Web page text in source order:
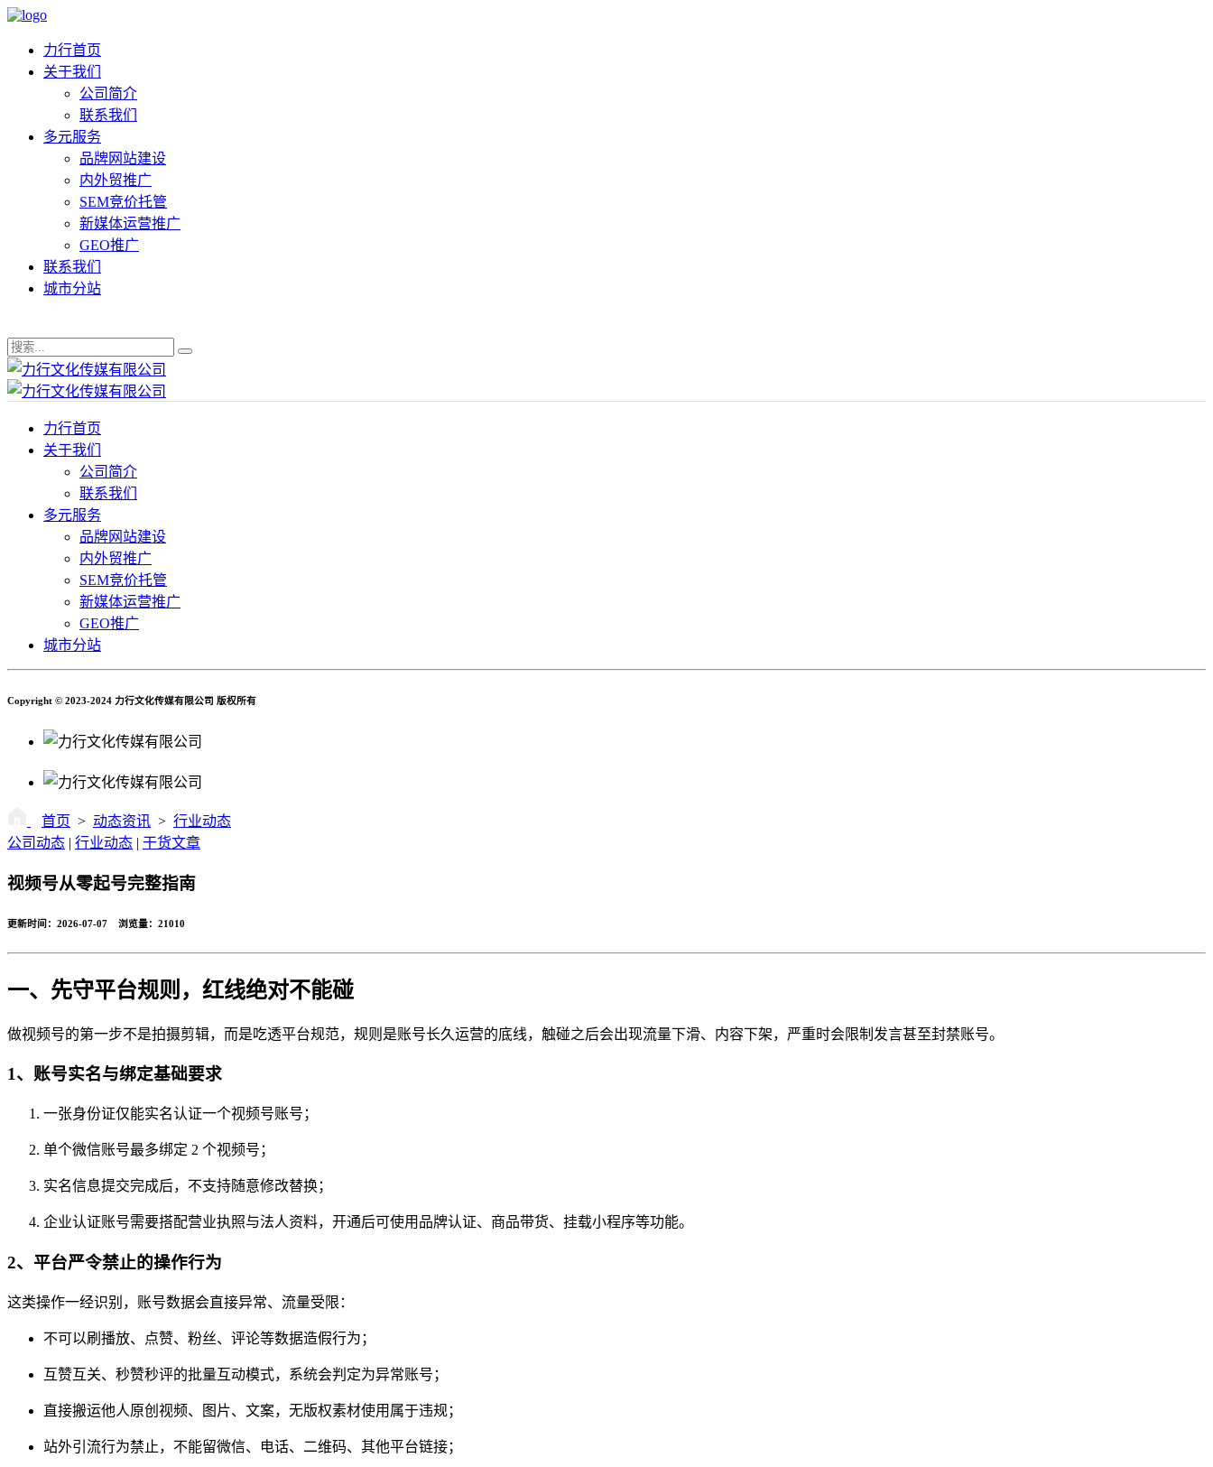
力行首页
关于我们
公司简介
联系我们
多元服务
品牌网站建设
内外贸推广
SEM竞价托管
新媒体运营推广
GEO推广
联系我们
城市分站
力行首页
关于我们
公司简介
联系我们
多元服务
品牌网站建设
内外贸推广
SEM竞价托管
新媒体运营推广
GEO推广
城市分站
Copyright © 2023-2024 力行文化传媒有限公司 版权所有
首页 > 动态资讯 > 行业动态
公司动态 | 行业动态 | 干货文章
视频号从零起号完整指南
更新时间：2026-07-07 浏览量： 21010
一、先守平台规则，红线绝对不能碰
做视频号的第一步不是拍摄剪辑，而是吃透平台规范，规则是账号长久运营的底线，触碰之后会出现流量下滑、内容下架，严重时会限制发言甚至封禁账号。
1、账号实名与绑定基础要求
一张身份证仅能实名认证一个视频号账号；
单个微信账号最多绑定 2 个视频号；
实名信息提交完成后，不支持随意修改替换；
企业认证账号需要搭配营业执照与法人资料，开通后可使用品牌认证、商品带货、挂载小程序等功能。
2、平台严令禁止的操作行为
这类操作一经识别，账号数据会直接异常、流量受限：
不可以刷播放、点赞、粉丝、评论等数据造假行为；
互赞互关、秒赞秒评的批量互动模式，系统会判定为异常账号；
直接搬运他人原创视频、图片、文案，无版权素材使用属于违规；
站外引流行为禁止，不能留微信、电话、二维码、其他平台链接；